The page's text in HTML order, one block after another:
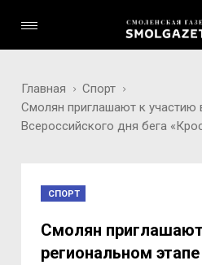
Главная
Спорт
Смолян приглашают к участию
Всероссийского дня бега
СПОРТ
Смолян
региональном этапе